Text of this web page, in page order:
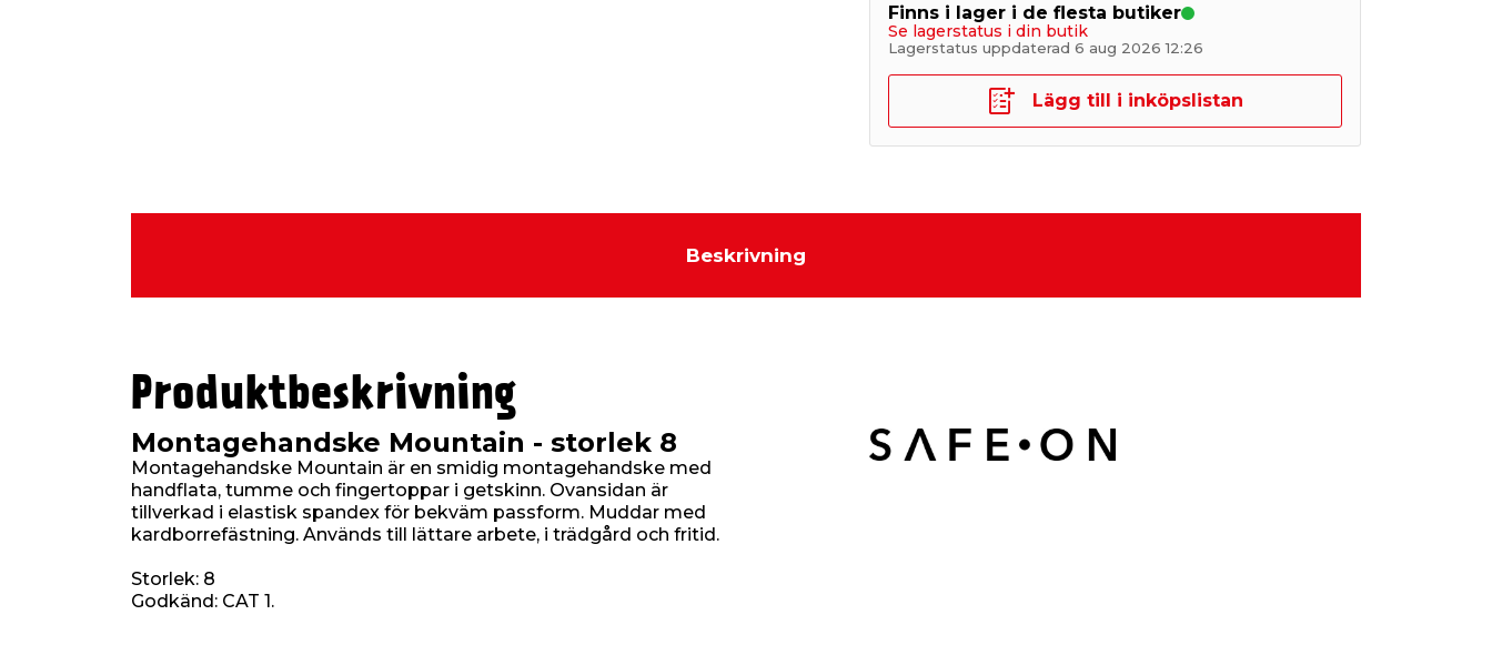
Finns i lager i de flesta butiker
Se lagerstatus i din butik
Lagerstatus uppdaterad 6 aug 2026 12:26
Lägg till i inköpslistan
Beskrivning
Produktbeskrivning
Montagehandske Mountain - storlek 8
Montagehandske Mountain är en smidig montagehandske med
handflata, tumme och fingertoppar i getskinn. Ovansidan är
tillverkad i elastisk spandex för bekväm passform. Muddar med
kardborrefästning. Används till lättare arbete, i trädgård och fritid.
Storlek: 8
Godkänd: CAT 1.